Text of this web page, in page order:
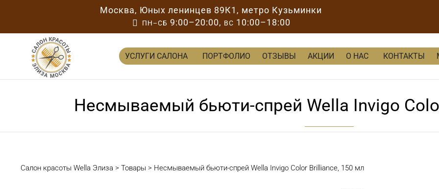
Москва, Юных ленинцев 89К1 , метро Кузьминки
 ПН–СБ 9:00–20:00, ВС 10:00–18:00
УСЛУГИ САЛОНА ПОРТФОЛИО ОТЗЫВЫ АКЦИИ О НАС КОНТАКТЫ
Несмываемый бьюти-спрей Wella Invigo
Салон красоты Wella Элиза > Товары > Несмываемый бьюти-спрей Wella Invigo Color Brilliance, 150 мл